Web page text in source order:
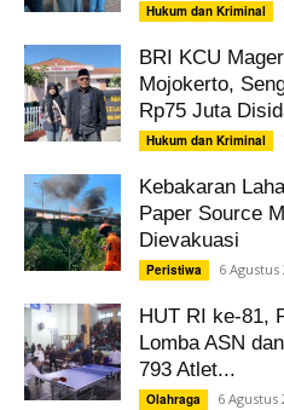
Hukum dan Kriminal
BRI KCU
Mojokerto,
Rp75 Juta
Hukum dan Kriminal
Kebakaran
Paper Source
Dievakuasi
Peristiwa 6 Agustus
HUT RI ke-81,
Lomba ASN
793 Atlet...
Olahraga 6 Agustus